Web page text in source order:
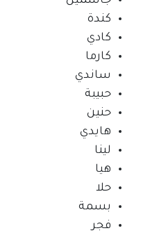
كندة
كادي
كارما
ساندي
حبيبة
حنين
هايدي
لينا
هيا
حلا
بسمة
فجر